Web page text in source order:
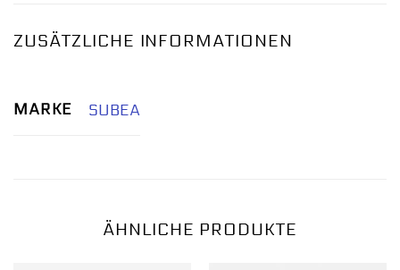
ZUSÄTZLICHE INFORMATIONEN
MARKE SUBEA
ÄHNLICHE PRODUKTE